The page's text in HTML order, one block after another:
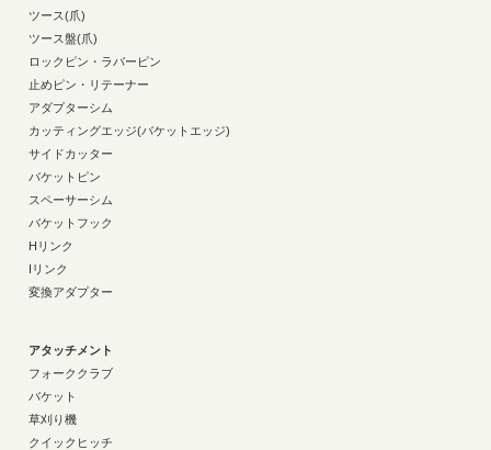
ツース(爪)
ツース盤(爪)
ロックピン・ラバーピン
止めピン・リテーナー
アダプターシム
カッティングエッジ(バケットエッジ)
サイドカッター
バケットピン
スペーサーシム
バケットフック
Hリンク
Iリンク
変換アダプター
アタッチメント
フォーククラブ
バケット
草刈り機
クイックヒッチ